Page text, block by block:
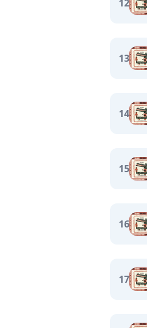
12
13
14
15
16
17